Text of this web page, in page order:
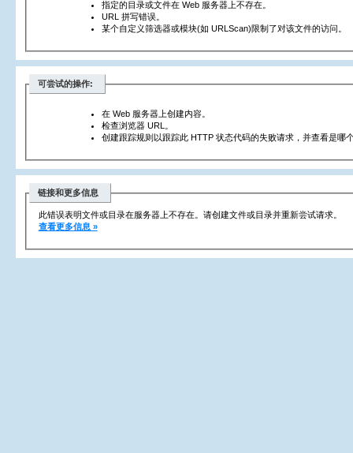
指定的目录或文件在 Web 服务器上不存在。
URL 拼写错误。
某个自定义筛选器或模块(如 URLScan)限制了对该文件的访问。
可尝试的操作:
在 Web 服务器上创建内容。
检查浏览器 URL。
创建跟踪规则以跟踪此 HTTP 状态代码的失败请求，并查看是哪
链接和更多信息
此错误表明文件或目录在服务器上不存在。请创建文件或目录并重新尝试请求。
查看更多信息 »